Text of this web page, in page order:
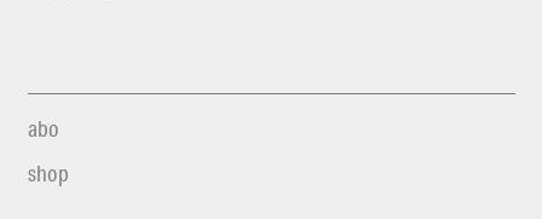
abo
shop